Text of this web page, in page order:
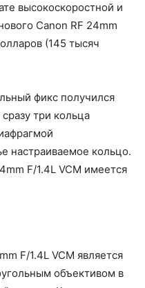
высокоскоростной и
Canon RF 24mm
(145 тысяч
фикс получился
три кольца
настраиваемое кольцо.
F/1.4L VCM имеется
F/1.4L VCM является
объективом в